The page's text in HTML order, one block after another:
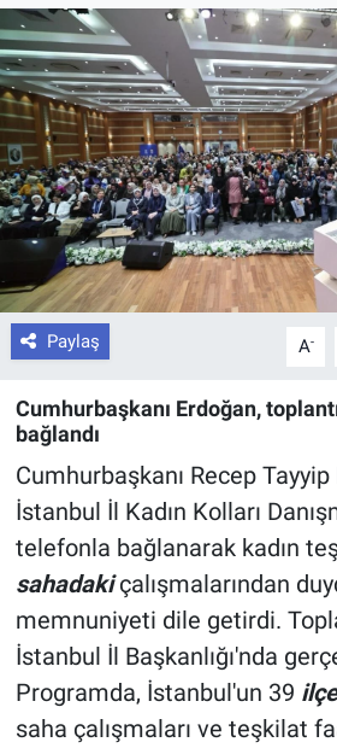
Paylaş A-
Cumhurbaşkanı Erdoğan,
bağlandı
Cumhurbaşkanı Recep
İstanbul İl Kadın Kolları
telefonla bağlanarak kadın
sahadakiçalışmalarından
memnuniyeti dile getirdi.
İstanbul İl Başkanlığı'nda
Programda, İstanbul'un 39
saha çalışmaları ve teşkilat